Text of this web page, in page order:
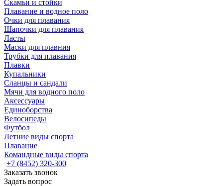
Скамьи и стойки
Плавание и водное поло
Очки для плавания
Шапочки для плавания
Ласты
Маски для плавния
Трубки для плавания
Плавки
Купальники
Сланцы и сандали
Мячи для водного поло
Аксессуары
Единоборства
Велосипеды
Футбол
Летние виды спорта
Плавание
Командные виды спорта
+7 (8452) 320-300
Заказать звонок
Задать вопрос